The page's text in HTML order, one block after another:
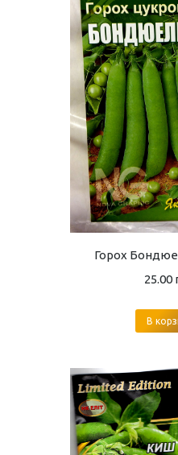
Горох
25.00
В